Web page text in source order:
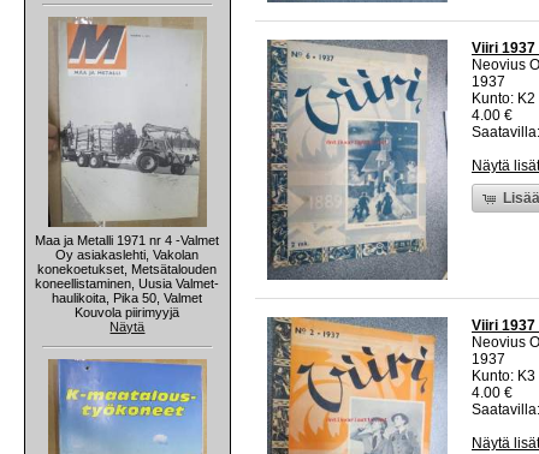
Maa ja Metalli 1971 nr 4 -Valmet
Oy asiakaslehti, Vakolan
konekoetukset, Metsätalouden
koneellistaminen, Uusia Valmet-
haulikoita, Pika 50, Valmet
Kouvola piirimyyjä
Näytä
Viiri
Neovius
1937
Kunto:
4.00 €
Näytä
Viiri
Neovius
1937
Kunto:
4.00 €
Näytä